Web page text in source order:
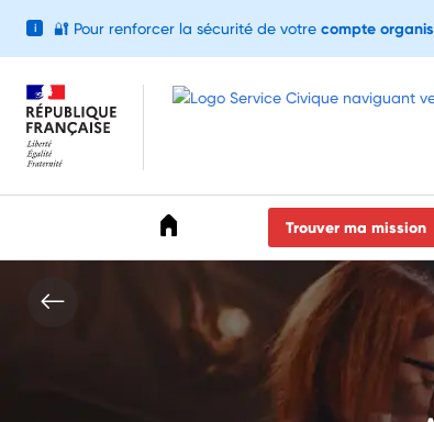
Trouver ma mission
i 🔐 Pour renforcer la sécurité de votre compte